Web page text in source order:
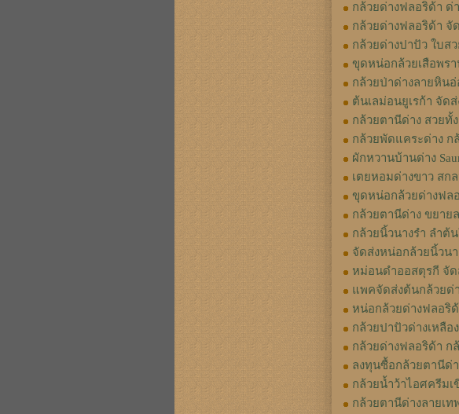
กล้วยด่างฟลอริด้า ด่
กล้วยด่างฟลอริด้า จั
กล้วยด่างปาปัว ใบส
ขุดหน่อกล้วยเสือพร
กล้วยป่าด่างลายหิน
ต้นเลม่อนยูเรก้า จัด
กล้วยตานีด่าง สวยทั้
กล้วยพัดแคระด่าง
ผักหวานบ้านด่าง
เตยหอมด่างขาว สก
ขุดหน่อกล้วยด่างฟลอ
กล้วยตานีด่าง ขยาย
กล้วยนิ้วนางรำ ลำต้
จัดส่งหน่อกล้วยนิ้วน
หม่อนดำออสตุรกี จั
แพคจัดส่งต้นกล้วยด่
หน่อกล้วยด่างฟลอริ
กล้วยปาปัวด่างเหลื
กล้วยด่างฟลอริด้า ก
ลงทุนซื้อกล้วยตานีด่
กล้วยน้ำว้าไอศครีม
กล้วยตานีด่างลายเท